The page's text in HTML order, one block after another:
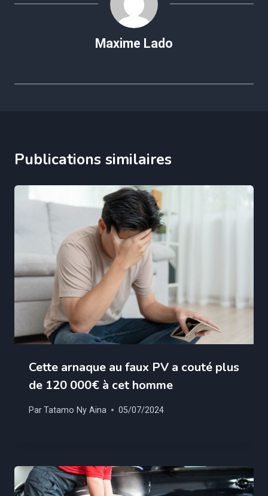
Maxime Lado
Publications similaires
Cette arnaque au faux PV a couté plus
de 120 000€ à cet homme
ParTatamo Ny Aina 05/07/2024